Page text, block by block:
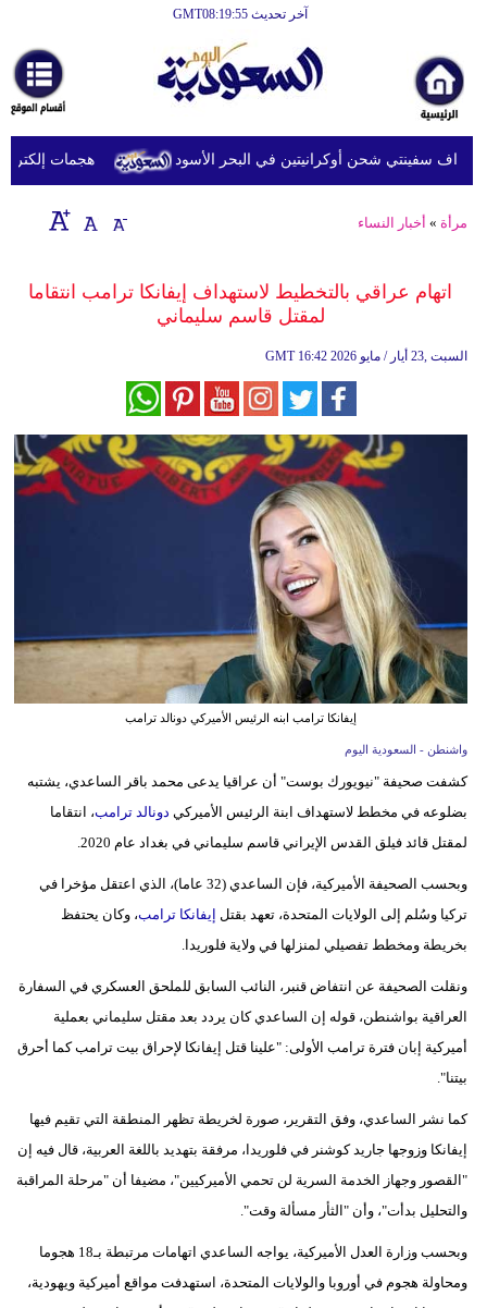
آخر تحديث GMT08:19:55
أخبارعاجلة
رياضة
ثقافة
إقتصاد
وموسيقى
سياحة
وسفر
إعلام
علوم
وتكنولوجيا
مدوَّنات
فيديو
سيارات
هجمات سفينتي شحن أوكرانيتين في البحر الأسود
مرأة » أخبار النساء
اتهام عراقي بالتخطيط لاستهداف إيفانكا ترامب انتقاما
لمقتل قاسم سليماني
GMT 16:42 2026 السبت ,23 أيار / مايو
إيفانكا ترامب ابنه الرئيس الأميركي دونالد ترامب
واشنطن - السعودية اليوم
كشفت صحيفة "نيويورك بوست" أن عراقيا يدعى محمد باقر الساعدي، يشتبه
بضلوعه في مخطط لاستهداف ابنة الرئيس الأميركي دونالد ترامب، انتقاما
لمقتل قائد فيلق القدس الإيراني قاسم سليماني في بغداد عام 2020.
وبحسب الصحيفة الأميركية، فإن الساعدي (32 عاما)، الذي اعتقل مؤخرا في
تركيا وسُلم إلى الولايات المتحدة، تعهد بقتل إيفانكا ترامب، وكان يحتفظ
بخريطة ومخطط تفصيلي لمنزلها في ولاية فلوريدا.
ونقلت الصحيفة عن انتفاض قنبر، النائب السابق للملحق العسكري في السفارة
العراقية بواشنطن، قوله إن الساعدي كان يردد بعد مقتل سليماني بعملية
أميركية إبان فترة ترامب الأولى: "علينا قتل إيفانكا لإحراق بيت ترامب كما أحرق
بيتنا".
كما نشر الساعدي، وفق التقرير، صورة لخريطة تظهر المنطقة التي تقيم فيها
إيفانكا وزوجها جاريد كوشنر في فلوريدا، مرفقة بتهديد باللغة العربية، قال فيه إن
"القصور وجهاز الخدمة السرية لن تحمي الأميركيين"، مضيفا أن "مرحلة المراقبة
والتحليل بدأت"، وأن "الثأر مسألة وقت".
وبحسب وزارة العدل الأميركية، يواجه الساعدي اتهامات مرتبطة بـ18 هجوما
ومحاولة هجوم في أوروبا والولايات المتحدة، استهدفت مواقع أميركية ويهودية،